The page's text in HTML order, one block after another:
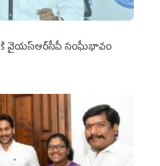
వైయ‌స్ఆర్‌సీపీ సంఘీభావం